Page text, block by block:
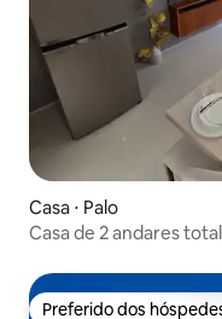
Casa ⋅ Palo
Casa de 2 andares
Preferido dos